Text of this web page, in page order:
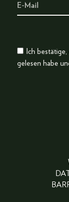
Ich
gelesen habe